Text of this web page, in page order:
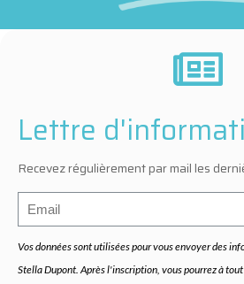
Lettre
Recevez régulièrement par mail les
Vos données sont utilisées pour vous envoyer des
Stella Dupont. Après l'inscription, vous pourrez à